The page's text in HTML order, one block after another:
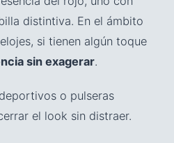
distintiva. En el ámbito
si tienen algún toque
sin exagerar.
o pulseras
el look sin distraer.